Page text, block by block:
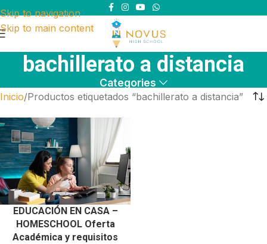
Skip to navigation
Skip to main content
bachillerato a distancia
Categories
Inicio Productos etiquetados “bachillerato a distancia”
EDUCACIÓN EN CASA –
HOMESCHOOL Oferta
Académica y requisitos